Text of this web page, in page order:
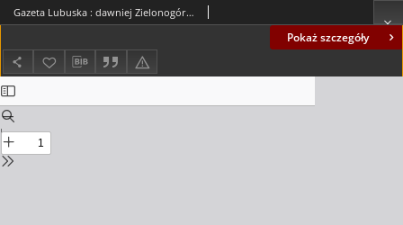
Pokaż szczegóły
Gazeta Lubuska : dawniej Zielonogórska-Gorzowska R. XLII [właśc. XLIII], nr 2 (4 stycznia 1994). - Wyd. 1